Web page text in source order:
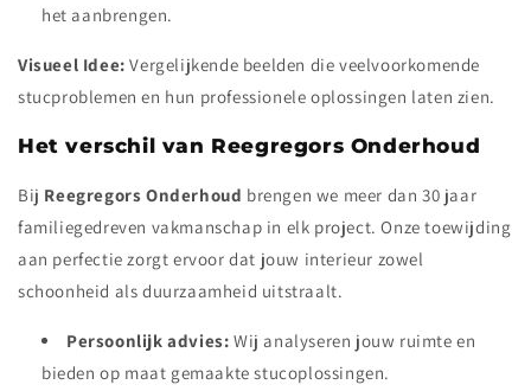
het aanbrengen.
Visueel Idee: Vergelijkende beelden die veelvoorkomende
stucproblemen en hun professionele oplossingen laten zien.
Het verschil van Reegregors Onderhoud
Bij Reegregors Onderhoud brengen we meer dan 30 jaar
familiegedreven vakmanschap in elk project. Onze toewijding
aan perfectie zorgt ervoor dat jouw interieur zowel
schoonheid als duurzaamheid uitstraalt.
Persoonlijk advies: Wij analyseren jouw ruimte en
bieden op maat gemaakte stucoplossingen.